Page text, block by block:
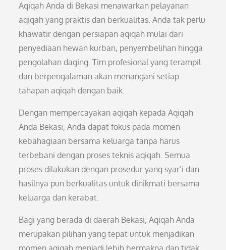
Aqiqah Anda di Bekasi menawarkan pelayanan
aqiqah yang praktis dan berkualitas. Anda tak perlu
khawatir dengan persiapan aqiqah mulai dari
penyediaan hewan kurban, penyembelihan hingga
pengolahan daging. Tim profesional yang terampil
dan berpengalaman akan menangani setiap
tahapan aqiqah dengan baik.
Dengan mempercayakan aqiqah kepada Aqiqah
Anda Bekasi, Anda dapat fokus pada momen
kebahagiaan bersama keluarga tanpa harus
terbebani dengan proses teknis aqiqah. Semua
proses dilakukan dengan prosedur yang syar’i dan
hasilnya pun berkualitas untuk dinikmati bersama
keluarga dan kerabat.
Bagi yang berada di daerah Bekasi, Aqiqah Anda
merupakan pilihan yang tepat untuk menjadikan
momen aqiqah menjadi lebih bermakna dan tidak